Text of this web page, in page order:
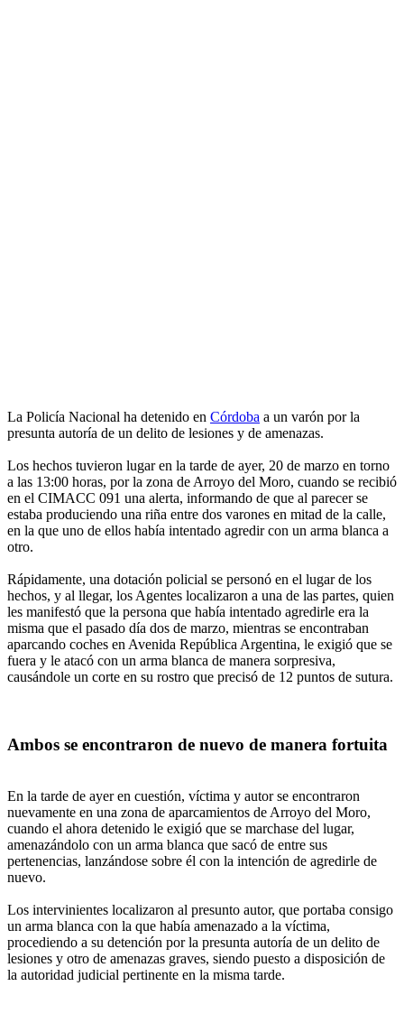
La Policía Nacional ha detenido en Córdoba a un varón por la
presunta autoría de un delito de lesiones y de amenazas.
Los hechos tuvieron lugar en la tarde de ayer, 20 de marzo en torno
a las 13:00 horas, por la zona de Arroyo del Moro, cuando se recibió
en el CIMACC 091 una alerta, informando de que al parecer se
estaba produciendo una riña entre dos varones en mitad de la calle,
en la que uno de ellos había intentado agredir con un arma blanca a
otro.
Rápidamente, una dotación policial se personó en el lugar de los
hechos, y al llegar, los Agentes localizaron a una de las partes, quien
les manifestó que la persona que había intentado agredirle era la
misma que el pasado día dos de marzo, mientras se encontraban
aparcando coches en Avenida República Argentina, le exigió que se
fuera y le atacó con un arma blanca de manera sorpresiva,
causándole un corte en su rostro que precisó de 12 puntos de sutura.
Ambos se encontraron de nuevo de manera fortuita
En la tarde de ayer en cuestión, víctima y autor se encontraron
nuevamente en una zona de aparcamientos de Arroyo del Moro,
cuando el ahora detenido le exigió que se marchase del lugar,
amenazándolo con un arma blanca que sacó de entre sus
pertenencias, lanzándose sobre él con la intención de agredirle de
nuevo.
Los intervinientes localizaron al presunto autor, que portaba consigo
un arma blanca con la que había amenazado a la víctima,
procediendo a su detención por la presunta autoría de un delito de
lesiones y otro de amenazas graves, siendo puesto a disposición de
la autoridad judicial pertinente en la misma tarde.